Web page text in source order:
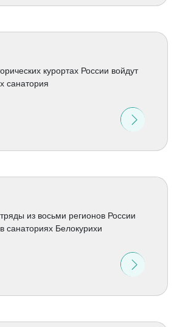
курортах России войдут
санатория
из восьми регионов России
санаториях Белокурихи